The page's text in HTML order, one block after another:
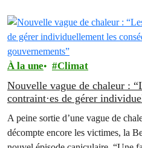
À la une Climat
Nouvelle vague de chaleur : “Les citoyen·nes sont
contraint·es de gérer
A peine sortie d’une vague de
décompte encore les victimes, la